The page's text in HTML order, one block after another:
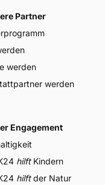
Partner
werden
werden
Engagement
hilftKindern
hilftder Natur